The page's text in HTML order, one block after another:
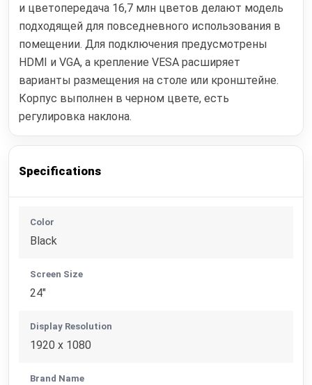
и цветопередача 16,7 млн цветов делают модель
подходящей для повседневного использования в
помещении. Для подключения предусмотрены
HDMI и VGA, а крепление VESA расширяет
варианты размещения на столе или кронштейне.
Корпус выполнен в черном цвете, есть
регулировка наклона.
Specifications
Color
Black
Screen Size
24"
Display Resolution
1920 x 1080
Brand Name